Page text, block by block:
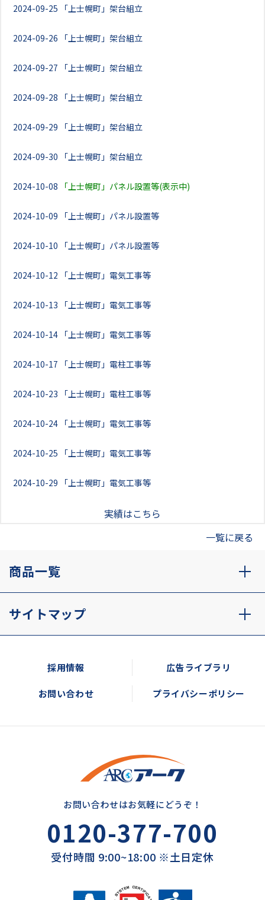
2024-09-25 「上士幌町」架台組立
2024-09-26 「上士幌町」架台組立
2024-09-27 「上士幌町」架台組立
2024-09-28 「上士幌町」架台組立
2024-09-29 「上士幌町」架台組立
2024-09-30 「上士幌町」架台組立
2024-10-08 「上士幌町」パネル設置等(表示中)
2024-10-09 「上士幌町」パネル設置等
2024-10-10 「上士幌町」パネル設置等
2024-10-12 「上士幌町」電気工事等
2024-10-13 「上士幌町」電気工事等
2024-10-14 「上士幌町」電気工事等
2024-10-17 「上士幌町」電柱工事等
2024-10-23 「上士幌町」電柱工事等
2024-10-24 「上士幌町」電気工事等
2024-10-25 「上士幌町」電気工事等
2024-10-29 「上士幌町」電気工事等
実績はこちら
一覧に戻る
商品一覧
サイトマップ
採用情報 広告ライブラリ
お問い合わせ プライバシーポリシー
お問い合わせはお気軽にどうぞ！
0120-377-700
受付時間 9:00~18:00 ※土日定休